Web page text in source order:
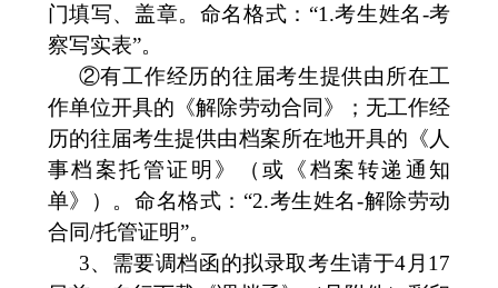
门填写、盖章。命名格式：“1.考生姓名-考
察写实表”。
②有工作经历的往届考生提供由所在工
作单位开具的《解除劳动合同》；无工作经
历的往届考生提供由档案所在地开具的《人
事档案托管证明》（或《档案转递通知
单》）。命名格式：“2.考生姓名-解除劳动
合同/托管证明”。
3、需要调档函的拟录取考生请于4月17